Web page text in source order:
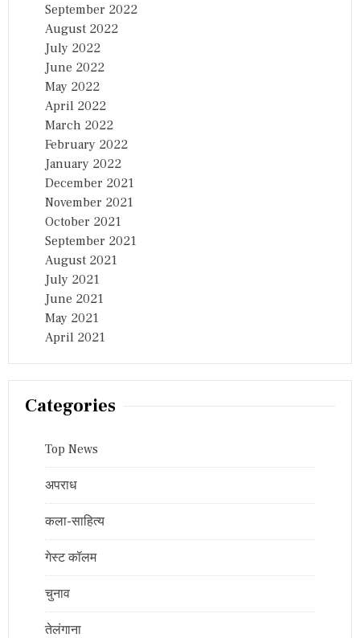
September 2022
August 2022
July 2022
June 2022
May 2022
April 2022
March 2022
February 2022
January 2022
December 2021
November 2021
October 2021
September 2021
August 2021
July 2021
June 2021
May 2021
April 2021
Categories
Top News
अपराध
कला-साहित्य
गेस्ट कॉलम
चुनाव
तेलंगाना